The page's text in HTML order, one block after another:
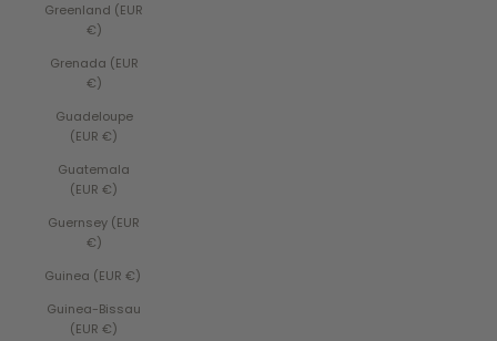
Greenland (EUR
€)
Grenada (EUR
€)
Guadeloupe
(EUR €)
Guatemala
(EUR €)
Guernsey (EUR
€)
Guinea (EUR €)
Guinea-Bissau
(EUR €)